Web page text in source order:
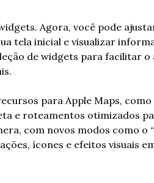
Agora, você pode
tela inicial e visualizar
de widgets para facilitar
para Apple Maps,
e roteamentos otimizados
com novos modos como o
ícones e efeitos visuais